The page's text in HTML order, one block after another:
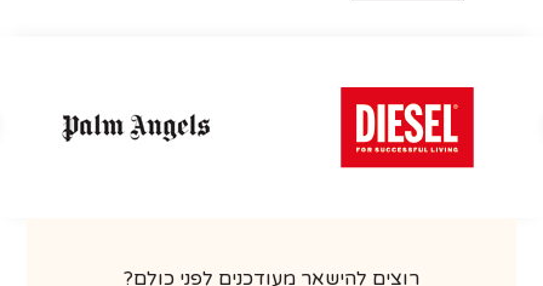
רוצים להישאר מעודכנים לפני כולם?